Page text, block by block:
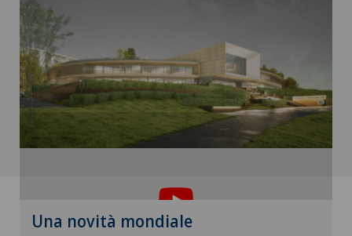
impostazioni dei cookies.
Una novità mondiale